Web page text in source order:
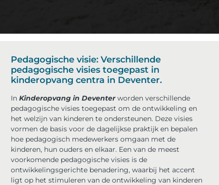
Pedagogische visie: Verschillende
pedagogische visies toegepast in
kinderopvang centra in Deventer.
InKinderopvang in Deventerworden verschillende
pedagogische visies toegepast om de ontwikkeling en
het welzijn van kinderen te ondersteunen. Deze visies
vormen de basis voor de dagelijkse praktijk en bepalen
hoe pedagogisch medewerkers omgaan met de
kinderen, hun ouders en elkaar. Een van de meest
voorkomende pedagogische visies is de
ontwikkelingsgerichte benadering, waarbij het accent
ligt op het stimuleren van de ontwikkeling van kinderen